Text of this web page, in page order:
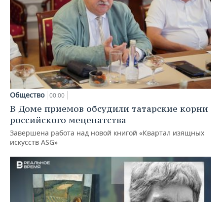
Общество 00:00
В Доме приемов обсудили татарские корни
российского меценатства
Завершена работа над новой книгой «Квартал изящных
искусств ASG»